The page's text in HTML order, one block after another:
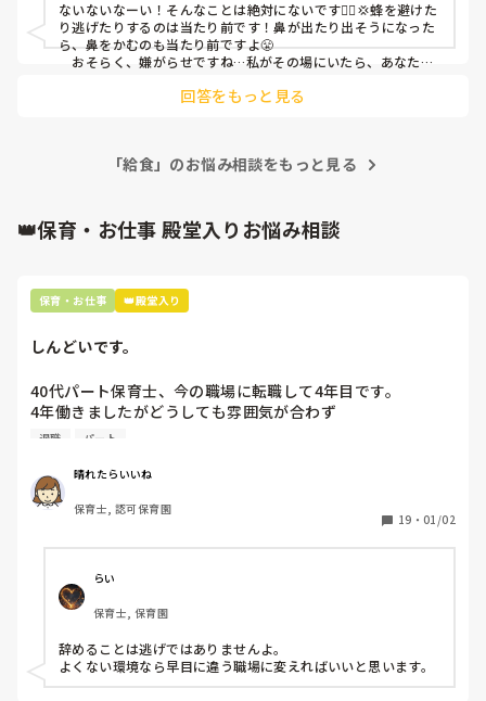
保育士は鼻をかんではいけないのでしょうか？
ないないなーい！そんなことは絶対にないです🙅‍♀️💢蜂を避けた
り逃げたりするのは当たり前です！鼻が出たり出そうになった
ら、鼻をかむのも当たり前ですよ😤
おそらく、嫌がらせですね…私がその場にいたら、あなたを
回答をもっと見る
「給食」のお悩み相談をもっと見る
👑保育・お仕事 殿堂入りお悩み相談
保育・お仕事 👑殿堂入り
しんどいです。
40代パート保育士、今の職場に転職して4年目です。
4年働きましたがどうしても雰囲気が合わず
退職しようと思っています。
周りの職員は、勤続10年以上から何十年という先生がほとん
どです。
保護者子どもの愚痴悪口が多く、
今で言う不適切保育も
仕方ないよね
もう何も言わずに
子どもの言いなりになればいいんだね
などいう意見で…
上の先生に相談することは難しそうです。
退職 パート
晴れたらいいね
保育士, 認可保育園
19 ・ 01/02
らい
保育士, 保育園
辞めることは逃げではありませんよ。
よくない環境なら早目に違う職場に変えればいいと思います。